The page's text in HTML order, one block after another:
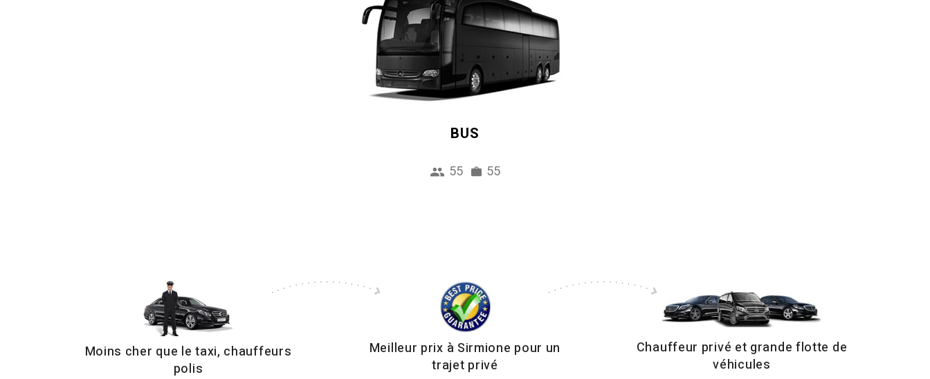
BUS
55 55
Moins cher que le taxi, chauffeurs
polis
Meilleur prix à Sirmione pour un
trajet privé
Chauffeur privé et grande flotte de
véhicules